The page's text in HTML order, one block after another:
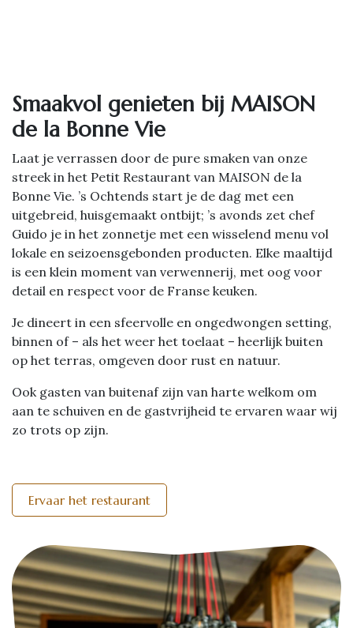
Smaakvol genieten bij MAISON
de la Bonne Vie
Laat je verrassen door de pure smaken van onze
streek in het Petit Restaurant van MAISON de la
Bonne Vie. ’s Ochtends start je de dag met een
uitgebreid, huisgemaakt ontbijt; ’s avonds zet chef
Guido je in het zonnetje met een wisselend menu vol
lokale en seizoensgebonden producten. Elke maaltijd
is een klein moment van verwennerij, met oog voor
detail en respect voor de Franse keuken.
Je dineert in een sfeervolle en ongedwongen setting,
binnen of – als het weer het toelaat – heerlijk buiten
op het terras, omgeven door rust en natuur.
Ook gasten van buitenaf zijn van harte welkom om
aan te schuiven en de gastvrijheid te ervaren waar wij
zo trots op zijn.
Ervaar het restaurant